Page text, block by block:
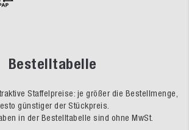
Bestelltabelle
Staffelpreise: je größer die Bestellmenge,
günstiger der Stückpreis.
in der Bestelltabelle sind ohne MwSt.